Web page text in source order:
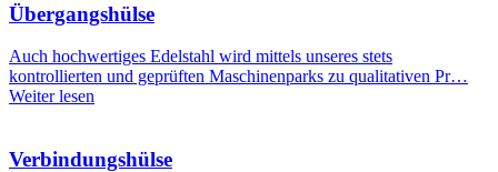
Übergangshülse
Auch hochwertiges Edelstahl wird mittels unseres stets
kontrollierten und geprüften Maschinenparks zu qualitativen Pr…
Weiter lesen
Verbindungshülse